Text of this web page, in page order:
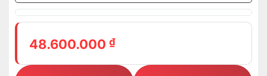
48.600.000 ₫